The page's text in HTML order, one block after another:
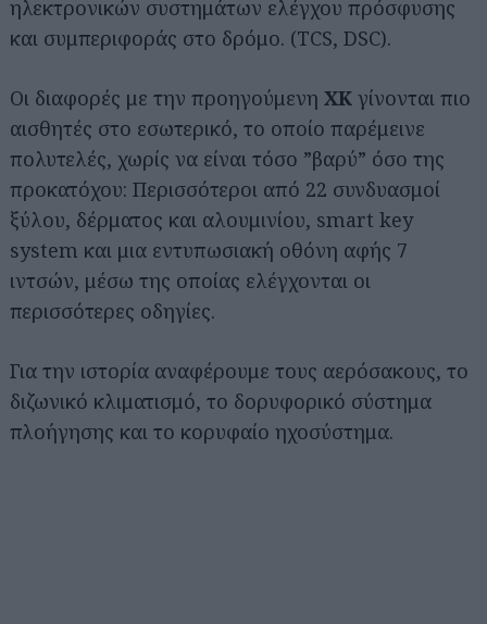
ηλεκτρονικών συστημάτων ελέγχου πρόσφυσης
και συμπεριφοράς στο δρόμο. (TCS, DSC).
Oι διαφορές με την προηγούμενη XK γίνονται πιο
αισθητές στο εσωτερικό, το οποίο παρέμεινε
πολυτελές, χωρίς να είναι τόσο ”βαρύ” όσο της
προκατόχου: Περισσότεροι από 22 συνδυασμοί
ξύλου, δέρματος και αλουμινίου, smart key
system και μια εντυπωσιακή οθόνη αφής 7
ιντσών, μέσω της οποίας ελέγχονται οι
περισσότερες οδηγίες.
Για την ιστορία αναφέρουμε τους αερόσακους, το
διζωνικό κλιματισμό, το δορυφορικό σύστημα
πλοήγησης και το κορυφαίο ηχοσύστημα.